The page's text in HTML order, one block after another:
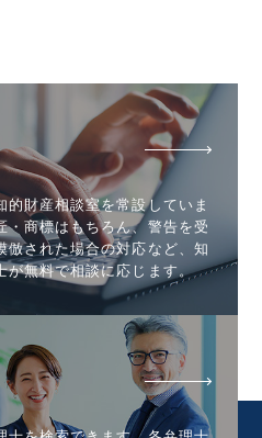
的財産相談室を常設していま
・商標はもちろん、警告を受
倣された場合の対応など、知
が無料で相談に応じます。